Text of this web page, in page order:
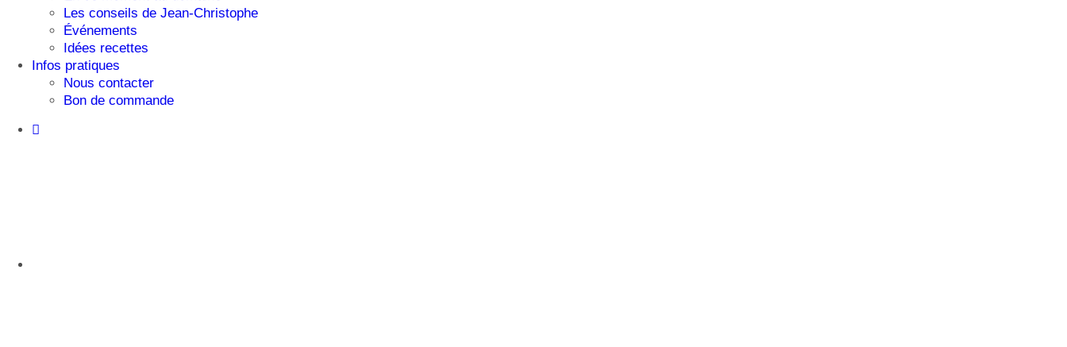
Les conseils de Jean-Christophe
Événements
Idées recettes
Infos pratiques
Nous contacter
Bon de commande